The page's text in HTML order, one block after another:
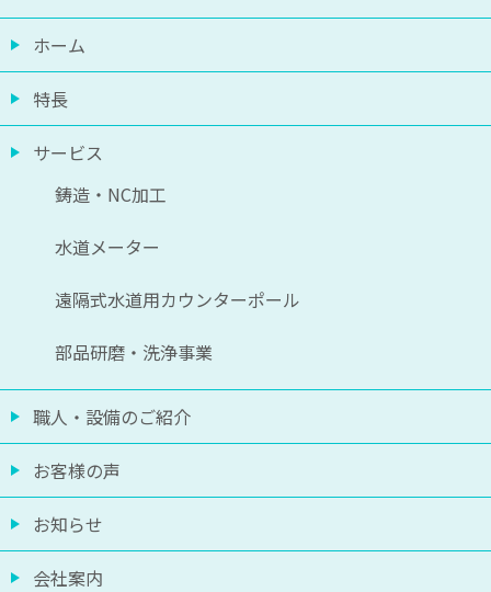
ホーム
特長
サービス
鋳造・NC加工
水道メーター
遠隔式水道用カウンターポール
部品研磨・洗浄事業
職人・設備のご紹介
お客様の声
お知らせ
会社案内